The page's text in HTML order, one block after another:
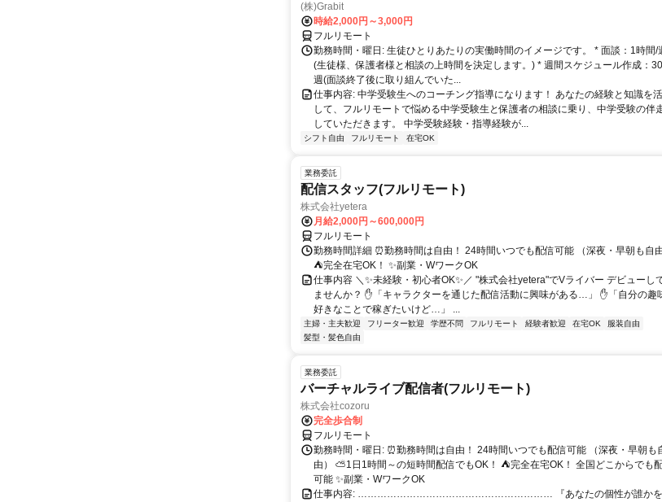
(株)Grabit
時給2,000円～3,000円
フルリモート
勤務時間・曜日: 生徒ひとりあたりの実働時間のイメージです。 * 面談：1時間/
(生徒様、保護者様と相談の上時間を決定します。) * 週間スケジュール作成：
週(面談終了後に取り組んでいた...
仕事内容: 中学受験生へのコーチング指導になります！ あなたの経験と知識を
して、フルリモートで悩める中学受験生と保護者の相談に乗り、中学受験の伴
していただきます。 中学受験経験・指導経験が...
シフト自由 フルリモート 在宅OK
業務委託
配信スタッフ(フルリモート)
株式会社yetera
月給2,000円～600,000円
フルリモート
勤務時間詳細 ⏰勤務時間は自由！ 24時間いつでも配信可能 （深夜・早朝も自由
⛺完全在宅OK！ ✨副業・WワークOK
仕事内容 ＼✨未経験・初心者OK✨／ "株式会社yetera"でVライバー デビューし
ませんか？ ✋「キャラクターを通じた配信活動に興味がある…」 ✋「自分の趣
好きなことで稼ぎたいけど…」 ...
主婦・主夫歓迎 フリーター歓迎 学歴不問 フルリモート 経験者歓迎 在宅OK
服装自由
髪型・髪色自由
業務委託
バーチャルライブ配信者(フルリモート)
株式会社cozoru
完全歩合制
フルリモート
勤務時間・曜日: ⏰勤務時間は自由！ 24時間いつでも配信可能 （深夜・早朝も
由） ⛅1日1時間～の短時間配信でもOK！ ⛺完全在宅OK！ 全国どこからでも
可能 ✨副業・WワークOK
仕事内容: …………………………………………………… 『あなたの個性が誰かを